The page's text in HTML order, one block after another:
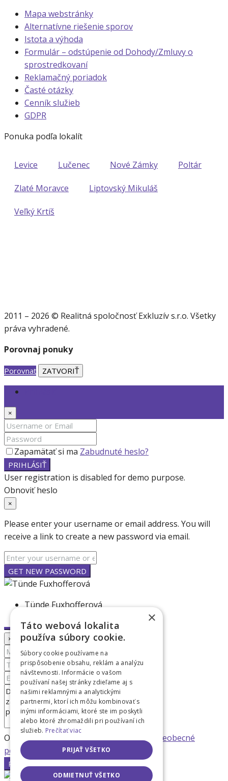
Mapa webstránky
Alternatívne riešenie sporov
Istota a výhoda
Formulár – odstúpenie od Dohody/Zmluvy o
sprostredkovaní
Reklamačný poriadok
Časté otázky
Cenník služieb
GDPR
Ponuka podľa lokalít
Levice Lučenec Nové Zámky Poltár
Zlaté Moravce Liptovský Mikuláš
Veľký Krtíš
2011 – 2026 © Realitná spoločnosť Exkluzív s.r.o. Všetky
práva vyhradené.
Porovnaj ponuky
Porovnať ZATVORIŤ
×
Zapamätať si ma Zabudnuté heslo?
PRIHLÁSIŤ
User registration is disabled for demo purpose.
Obnoviť heslo
×
Please enter your username or email address. You will
receive a link to create a new password via email.
GET NEW PASSWORD
Tünde Fuxhofferová
×
Odoslaním tohto formulára súhlasím s
Všeobecné
podmienky
POSLAŤ EMAIL
×
Táto webová lokalita
používa súbory cookie.
Súbory cookie používame na
prispôsobenie obsahu, reklám a analýzu
návštevnosti. Informácie o vašom
používaní našej stránky zdieľame aj s
našimi reklamnými a analytickými
partnermi, ktorí ich môžu kombinovať s
inými informáciami, ktoré ste im poskytli
alebo ktoré zhromaždili pri používaní ich
služieb. Prečítať viac
PRIJAŤ VŠETKO
ODMIETNUŤ VŠETKO